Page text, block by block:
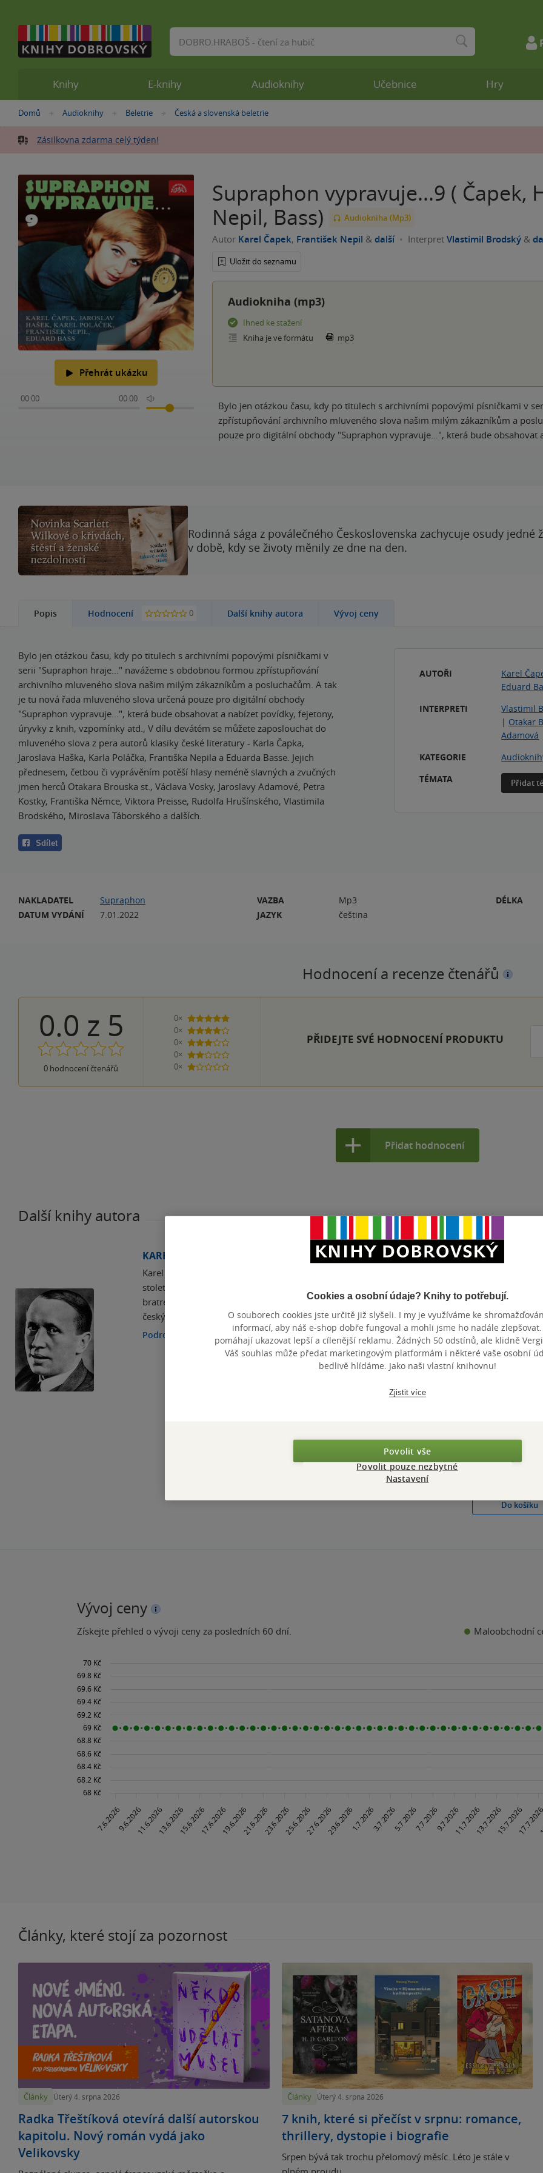
Nacházíte
zde:
Domů »Audioknihy »
Beletrie »
Česká a slovenská beletrie
Zásilkovna zdarma celý týden!
Přehrát ukázku
00:00 00:00
Supraphon vypravuje...9 ( Čapek,
Nepil, Bass)
Audiokniha (Mp3)
Autor Karel Čapek, František Nepil & další Interpret Vlastimil Brodský &
Uložit do seznamu
Audiokniha (mp3)
Ihned ke stažení
Kniha je ve formátu
mp3
Bylo jen otázkou času, kdy po titulech s archivními popovými písničkami v
zpřístupňování archivního mluveného slova našim milým zákazníkům a
pouze pro digitální obchody "Supraphon vypravuje...", která bude obsahovat
Rodinná sága z poválečného Československa zachycuje osudy jedné
v době, kdy se životy měnily ze dne na den.
Popis Hodnocení 0 Další knihy autora Vývoj ceny
Bylo jen otázkou času, kdy po titulech s archivními popovými písničkami v
serii "Supraphon hraje..." navážeme s obdobnou formou zpřístupňování
archivního mluveného slova našim milým zákazníkům a posluchačům. A tak
je tu nová řada mluveného slova určená pouze pro digitální obchody
"Supraphon vypravuje...", která bude obsahovat a nabízet povídky, fejetony,
úryvky z knih, vzpomínky atd., V dílu devátém se můžete zaposlouchat do
mluveného slova z pera autorů klasiky české literatury - Karla Čapka,
Jaroslava Haška, Karla Poláčka, Františka Nepila a Eduarda Basse. Jejich
přednesem, četbou či vyprávěním potěší hlasy neméně slavných a zvučných
jmen herců Otakara Brouska st., Václava Vosky, Jaroslavy Adamové, Petra
Kostky, Františka Němce, Viktora Preisse, Rudolfa Hrušínského, Vlastimila
Brodského, Miroslava Táborského a dalších.
Sdílet
AUTOŘI Karel
Eduard
INTERPRETI
Vlastimil
| Otakar
Adamová
KATEGORIE
TÉMATA
Přidat
NAKLADATEL
Supraphon
DATUM VYDÁNÍ
7.01.2022
VAZBA
Mp3
JAZYK
čeština
DÉLKA
Hodnocení a recenze čtenářů
0.0 z 5
0 hodnocení čtenářů
0×
5 hvězdiček
0×
4 hvězdičky
0×
3 hvězdičky
0×
2 hvězdičky
0×
1 hvezdička
PŘIDEJTE SVÉ HODNOCENÍ PRODUKTU
Přidat hodnocení
Další knihy autora
KAREL ČAPEK
Karel Čapek je řazen mezi nejvýznamnější české intelektuály dvacátého
století. Většinu života se věnoval novinařině a literární tvorbě. Spolu s
bratrem Josefem psal divadelní hry, stal se jedním z prvních autorů
českých vědeckofantastických románů.…
Podrobnosti
hvězdiček
Do košíku
Vývoj ceny
Získejte přehled o vývoji ceny za posledních 60 dní. Maloobchodní
Články, které stojí za pozornost
Články Úterý 4. srpna 2026
Radka Třeštíková otevírá další autorskou
kapitolu. Nový román vydá jako
Velikovsky
Články Úterý 4. srpna 2026
7 knih, které si přečíst v srpnu: romance,
thrillery, dystopie i biografie
Srpen bývá tak trochu přelomový měsíc. Léto je stále v
Knihy E-knihy Audioknihy Učebnice Hry
Vyhledávání
Cookies a osobní údaje? Knihy to potřebují.
O souborech cookies jste určitě již slyšeli. I my je využíváme ke
informací, aby náš e-shop dobře fungoval a mohli jsme ho nadále zlepšovat.
pomáhají ukazovat lepší a cílenější reklamu. Žádných 50 odstínů, ale klidně
Váš souhlas může předat marketingovým platformám i některé vaše osobní
bedlivě hlídáme. Jako naši vlastní knihovnu!
Zjistit více
Povolit vše
Povolit pouze nezbytné
Nastavení